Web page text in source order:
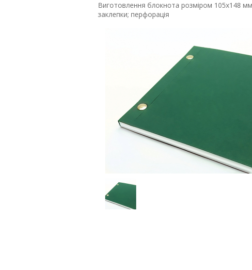
Виготовлення блокнота розміром 105х148
заклепки; перфорація